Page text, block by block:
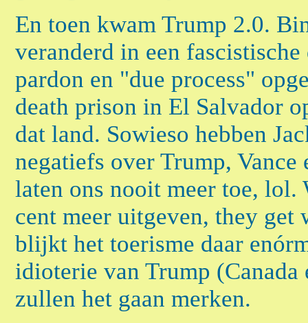
En toen kwam Trump 2.0.
veranderd in een
pardon en "due process"
death prison in El Salvador
dat land. Sowieso hebben
negatiefs over Trump,
laten ons nooit meer toe, lol.
cent meer uitgeven, they get
blijkt het toerisme daar
idioterie van Trump
zullen het gaan merken.